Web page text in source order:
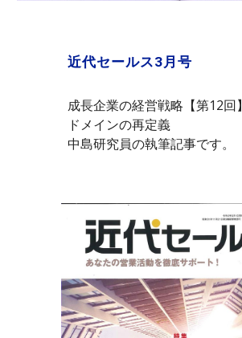
近代セールス3月号
成長企業の経営戦略【第12回】
ドメインの再定義
中島研究員の執筆記事です。